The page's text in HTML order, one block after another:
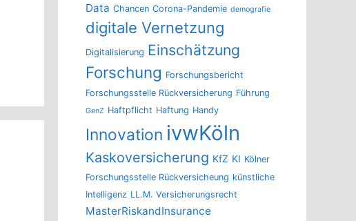
Data Chancen Corona-Pandemie demografie
digitale Vernetzung
Digitalisierung Einschätzung
Forschung Forschungsbericht
Forschungsstelle Rückversicherung Führung
GenZ Haftpflicht Haftung Handy
Innovation ivwKöln
Kaskoversicherung KfZ KI Kölner
Forschungsstelle Rückversicheung künstliche
Intelligenz LL.M. Versicherungsrecht
MasterRiskandInsurance